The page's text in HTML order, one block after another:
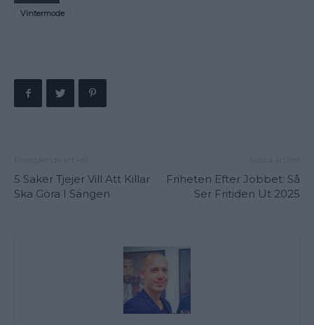
Vintermode
5 Saker Tjejer Vill Att Killar
Ska Göra I Sängen
Friheten Efter Jobbet: Så
Ser Fritiden Ut 2025